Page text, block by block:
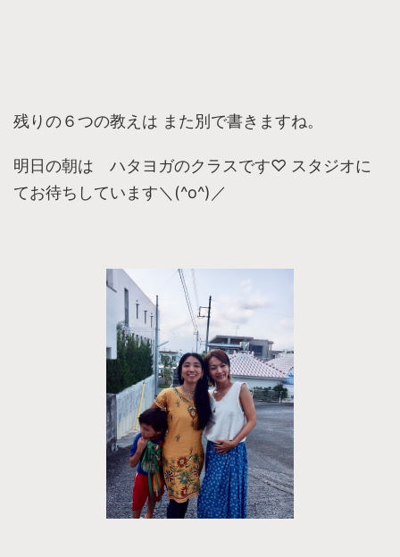
残りの６つの教えは また別で書きますね。
明日の朝は ハタヨガのクラスです♡ スタジオに
てお待ちしています＼(^o^)／